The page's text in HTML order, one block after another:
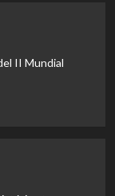
II Mundial